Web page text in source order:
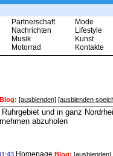
Partnerschaft
Nachrichten
Musik
Motorrad
Mode
Lifestyle
Kunst
Kontakte
Blog: [ausblenden] [ausblenden
und in ganz
abzuholen
Homepage Blog: [ausblenden]